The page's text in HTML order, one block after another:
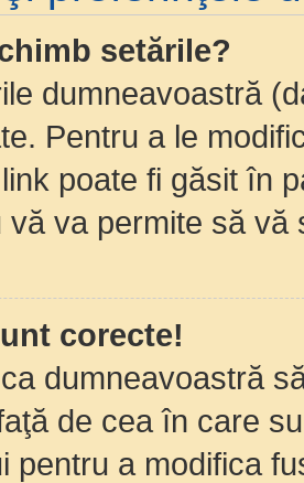
setările?
dumneavoastră
Pentru a le
poate fi găsit în
vă va permite să
corecte!
dumneavoastră
de cea în care
pentru a modifica